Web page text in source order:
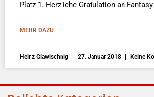
Platz 1. Herzliche Gratulation an
MEHR DAZU
Heinz Glawischnig 27. Januar 2018 Keine